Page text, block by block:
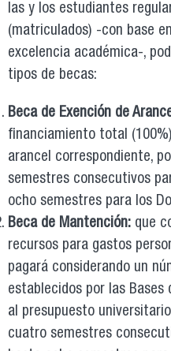
las y los estudiantes
(matriculados) -con base
excelencia académica-,
tipos de becas:
Beca de Exención de
financiamiento total
arancel correspondiente,
semestres consecutivos
ocho semestres para los
Beca de Mantención: que
recursos para gastos
pagará considerando un
establecidos por las Bases
al presupuesto
cuatro semestres